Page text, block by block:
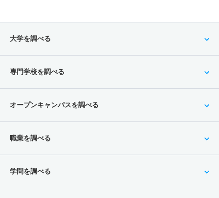
大学を調べる
専門学校を調べる
オープンキャンパスを調べる
職業を調べる
学問を調べる